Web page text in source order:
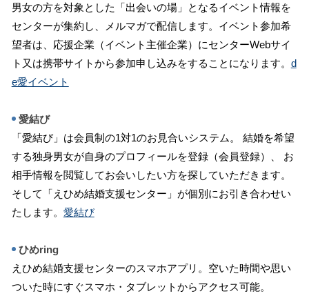
男女の方を対象とした「出会いの場」となるイベント情報を
センターが集約し、メルマガで配信します。イベント参加希
望者は、応援企業（イベント主催企業）にセンターWebサイ
ト又は携帯サイトから参加申し込みをすることになります。 d
e愛イベント
愛結び
「愛結び」は会員制の1対1のお見合いシステム。 結婚を希望
する独身男女が自身のプロフィールを登録（会員登録）、 お
相手情報を閲覧してお会いしたい方を探していただきます。
そして「えひめ結婚支援センター」が個別にお引き合わせい
たします。 愛結び
ひめring
えひめ結婚支援センターのスマホアプリ。空いた時間や思い
ついた時にすぐスマホ・タブレットからアクセス可能。